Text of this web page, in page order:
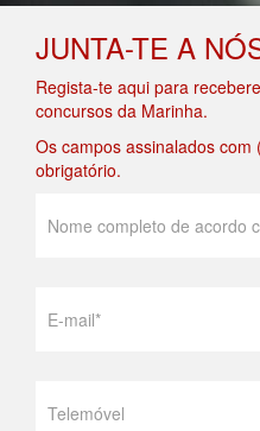
JUNTA-TE A
Regista-te aqui para
concursos da Marinha.
Os campos assinalados
obrigatório.